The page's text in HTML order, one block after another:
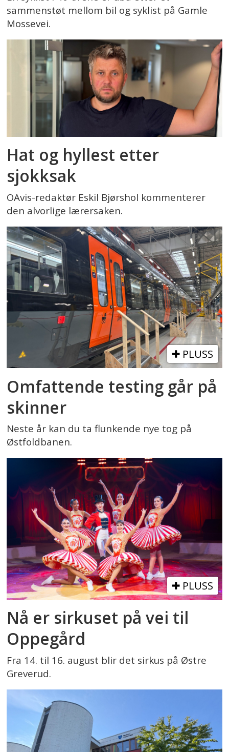
sammenstøt mellom bil og syklist på Gamle
Mossevei.
Hat og hyllest etter
sjokksak
OAvis-redaktør Eskil Bjørshol kommenterer
den alvorlige lærersaken.
PLUSS
Omfattende testing går på
skinner
Neste år kan du ta flunkende nye tog på
Østfoldbanen.
PLUSS
Nå er sirkuset på vei til
Oppegård
Fra 14. til 16. august blir det sirkus på Østre
Greverud.